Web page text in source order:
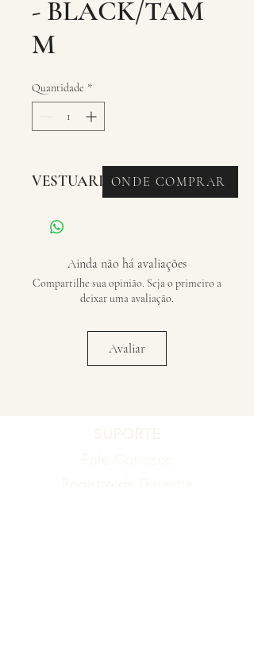
- BLACK/TAM
M
Quantidade *
VESTUARIO - LUVAS
Ainda não há avaliações
Compartilhe sua opinião. Seja o primeiro a
deixar uma avaliação.
Avaliar
ONDE COMPRAR